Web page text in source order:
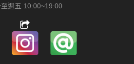
週五 10:00~19:00